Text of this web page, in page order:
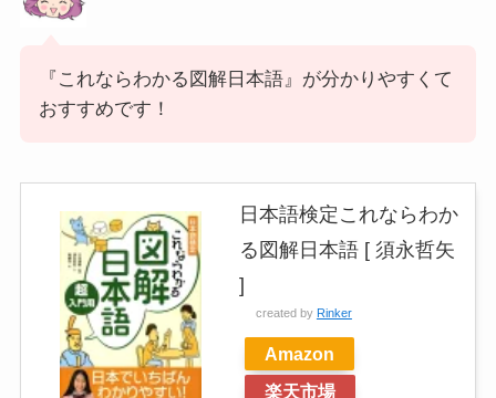
『これならわかる図解日本語』が分かりやすくて
おすすめです！
日本語検定これならわか
る図解日本語 [ 須永哲矢
]
created by Rinker
Amazon
楽天市場